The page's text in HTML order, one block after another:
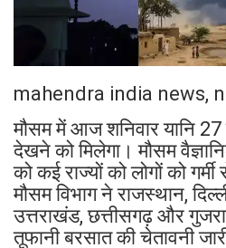
mahendra india news,
मौसम में आज शनिवार यानि
देखने को मिलेगा। मौसम
को कई राज्यों को लोगों को
मौसम विभाग ने राजस्थान,
उत्तराखंड, छत्तीसगढ़ और
तूफानी बरसात की चेतावनी